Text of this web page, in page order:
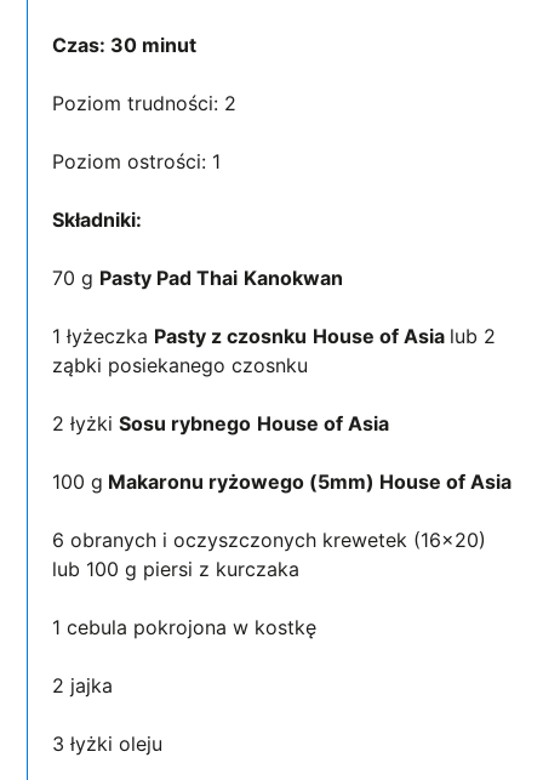
Czas: 30 minut
Poziom trudności: 2
Poziom ostrości: 1
Składniki:
70 g Pasty Pad Thai Kanokwan
1 łyżeczka Pasty z czosnku House of Asia lub 2
ząbki posiekanego czosnku
2 łyżkiSosu rybnego House of Asia
100 g Makaronu ryżowego (5mm) House of Asia
6 obranych i oczyszczonych krewetek (16×20)
lub 100 g piersi z kurczaka
1 cebula pokrojona w kostkę
2 jajka
3 łyżki oleju